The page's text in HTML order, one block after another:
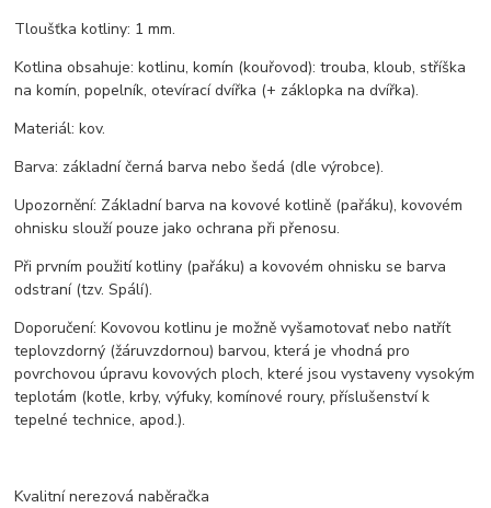
Tloušťka kotliny: 1 mm.
Kotlina obsahuje: kotlinu, komín (kouřovod): trouba, kloub, stříška
na komín, popelník, otevírací dvířka (+ záklopka na dvířka).
Materiál: kov.
Barva: základní černá barva nebo šedá (dle výrobce).
Upozornění: Základní barva na kovové kotlině (pařáku), kovovém
ohnisku slouží pouze jako ochrana při přenosu.
Při prvním použití kotliny (pařáku) a kovovém ohnisku se barva
odstraní (tzv. Spálí).
Doporučení: Kovovou kotlinu je možně vyšamotovať nebo natřít
teplovzdorný (žáruvzdornou) barvou, která je vhodná pro
povrchovou úpravu kovových ploch, které jsou vystaveny vysokým
teplotám (kotle, krby, výfuky, komínové roury, příslušenství k
tepelné technice, apod.).
Kvalitní nerezová naběračka